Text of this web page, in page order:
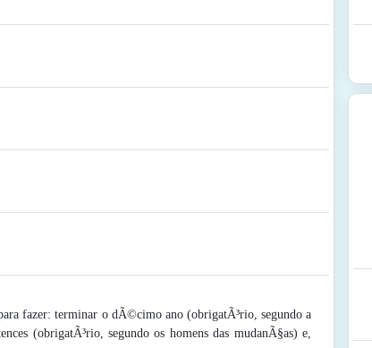
fazer: terminar o dÃ©cimo ano (obrigatÃ³rio, segundo a
(obrigatÃ³rio, segundo os homens das mudanÃ§as) e,